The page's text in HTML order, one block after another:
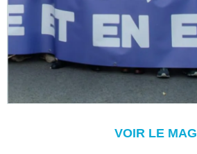
VOIR LE MAG